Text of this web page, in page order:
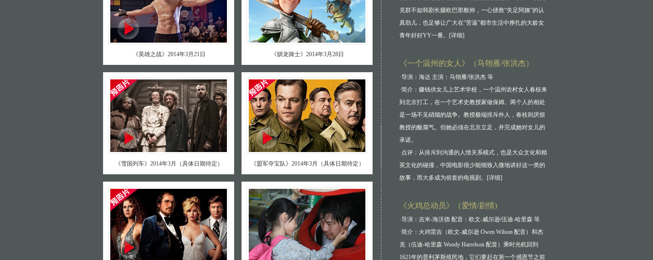
《英雄之战》2014年3月21日 《驯龙骑士》2014年3月28日
《雪国列车》2014年3月（具体日期待定） 《盟军夺宝队》2014年3月（具体日期待定）
克群不如韩剧长腿欧巴那般帅，一心拯救“失足阿姨”的认
真劲儿，也足够让广大在“苦逼”都市生活中挣扎的大龄女
青年好好YY一番。[详细]
《一个温州的女人》（马翎雁/张洪杰）
·导演：海达 主演：马翎雁/张洪杰 等
·简介：赚钱供女儿上艺术学校，一个温州农村女人春枝来
到北京打工，在一个艺术史教授家做保姆。两个人的相处
是一场不见硝烟的战争。教授极端排斥外人，春枝则厌烦
教授的酸腐气。但她必须在北京立足，并完成她对女儿的
承诺。
·点评：从排斥到沟通的人情关系模式，也是大众文化和精
英文化的碰撞，中国电影很少能细致入微地讲好这一类的
故事，而大多成为俗套的电视剧。[详细]
《火鸡总动员》（爱情/剧情)
·导演：吉米-海沃德 配音：欧文-威尔逊/伍迪-哈里森 等
·简介：火鸡雷吉（欧文-威尔逊 Owen Wilson 配音）和杰
克（伍迪-哈里森 Woody Harrelson 配音）乘时光机回到
1621年的普利茅斯殖民地，它们要赶在第一个感恩节之前